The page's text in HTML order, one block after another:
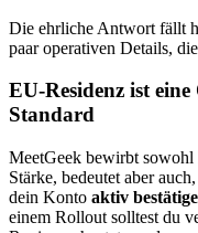
Die ehrliche Antwort fällt
paar operativen Details,
EU-Residenz ist
Standard
MeetGeek bewirbt
Stärke, bedeutet aber
dein Konto aktiv
einem Rollout solltest du